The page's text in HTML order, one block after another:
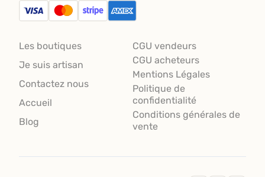
Les boutiques
Je suis artisan
Contactez nous
Accueil
Blog
CGU vendeurs
CGU acheteurs
Mentions Légales
Politique de
confidentialité
Conditions générales de
vente